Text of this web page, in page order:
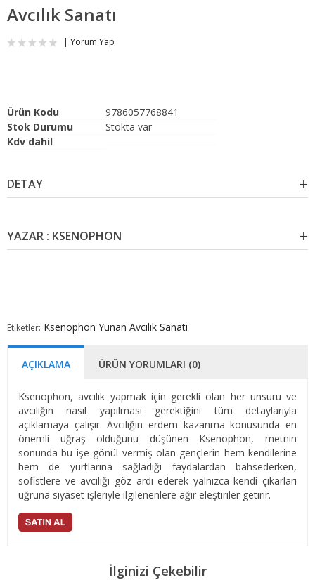
Avcılık Sanatı
Yorum Yap
Ürün Kodu
9786057768841
Stok Durumu
Stokta var
Kdv dahil
DETAY
YAZAR : KSENOPHON
Etiketler: Ksenophon Yunan Avcılık Sanatı
AÇIKLAMA ÜRÜN YORUMLARI (0)
Ksenophon, avcılık yapmak için gerekli olan her unsuru ve
avcılığın nasıl yapılması gerektiğini tüm detaylarıyla
açıklamaya çalışır. Avcılığın erdem kazanma konusunda en
önemli uğraş olduğunu düşünen Ksenophon, metnin
sonunda bu işe gönül vermiş olan gençlerin hem kendilerine
hem de yurtlarına sağladığı faydalardan bahsederken,
sofistlere ve avcılığı göz ardı ederek yalnızca kendi çıkarları
uğruna siyaset işleriyle ilgilenenlere ağır eleştiriler getirir.
İlginizi Çekebilir